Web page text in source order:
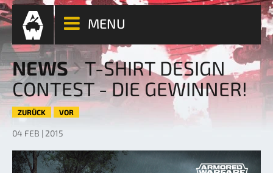
MENU
NEWS
T-SHIRT DESIGN
CONTEST - DIE GEWINNER!
ZURÜCK VOR
04 FEB | 2015